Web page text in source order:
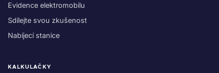
Evidence elektromobilu
Sdílejte svou zkušenost
Nabíjecí stanice
KALKULAČKY